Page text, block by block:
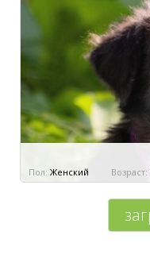
Пол: Женский Возраст: